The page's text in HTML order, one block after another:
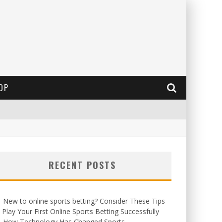
RECENT POSTS
New to online sports betting? Consider These Tips
Your First Online Sports Betting Successfully